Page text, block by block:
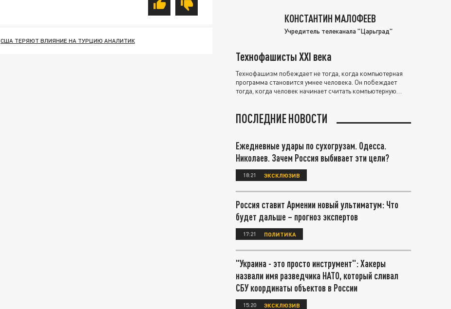
США ТЕРЯЮТ ВЛИЯНИЕ НА ТУРЦИЮ АНАЛИТИК
КОНСТАНТИН МАЛОФЕЕВ
Учредитель телеканала "Царьград"
Технофашисты XXI века
Технофашизм побеждает не тогда, когда компьютерная
программа становится умнее человека. Он побеждает
тогда, когда человек начинает считать компьютерную
ПОСЛЕДНИЕ НОВОСТИ
Ежедневные удары по сухогрузам. Одесса.
Николаев. Зачем Россия выбивает эти цели?
18:21 ЭКСКЛЮЗИВ
Россия ставит Армении новый ультиматум: Что
будет дальше – прогноз экспертов
17:21 ПОЛИТИКА
"Украина - это просто инструмент": Хакеры
назвали имя разведчика НАТО, который сливал
СБУ координаты объектов в России
15:20 ЭКСКЛЮЗИВ